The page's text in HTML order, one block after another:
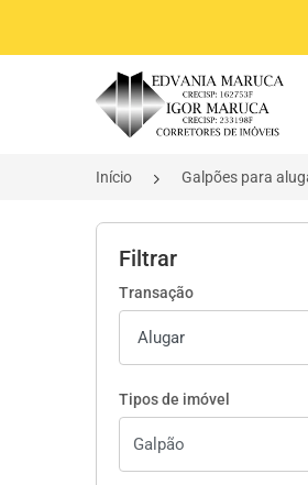
Página inicial
Início Galpões para
Filtrar
Transação
Tipos de imóvel